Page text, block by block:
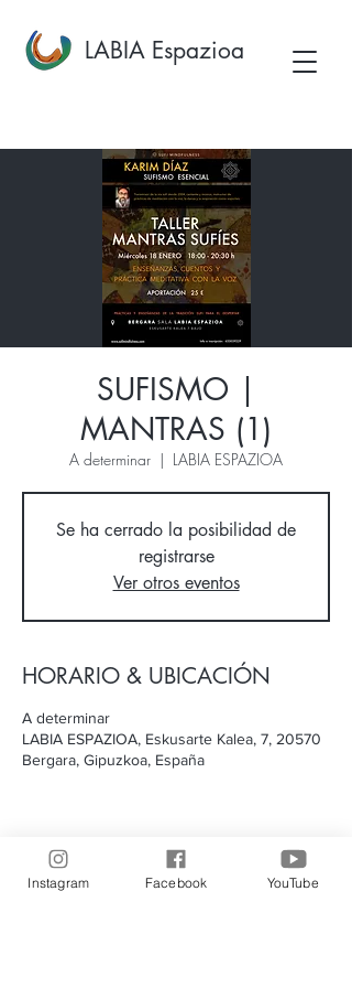
LABIA Espazioa
SUFISMO |
MANTRAS (1)
A determinar
  |
LABIA ESPAZIOA
Se ha cerrado la posibilidad de
registrarse
Ver otros eventos
HORARIO & UBICACIÓN
A determinar
LABIA ESPAZIOA, Eskusarte Kalea, 7, 20570
Bergara, Gipuzkoa, España
COMPARTE
Instagram Facebook YouTube